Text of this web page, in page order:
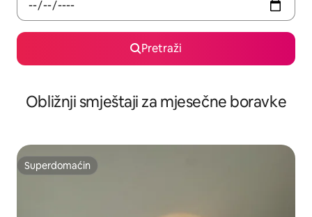
Pretraži
Obližnji smještaji za mjesečne boravke
Superdomaćin
Superdomaćin